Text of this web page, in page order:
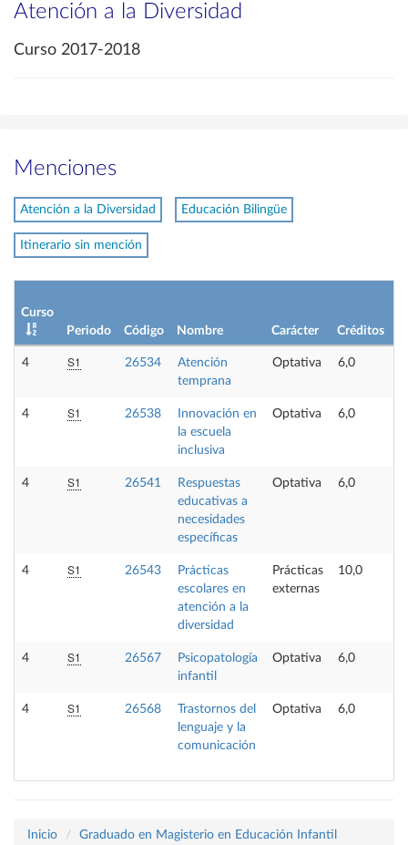
Atención a la Diversidad
Curso 2017-2018
Menciones
Atención a la Diversidad Educación Bilingüe
Itinerario sin mención
Curso
Periodo
Código Nombre Carácter Créditos
4 S1 26534
Atención
temprana
Optativa 6,0
4 S1 26538
Innovación en
la escuela
inclusiva
Optativa 6,0
4 S1 26541
Respuestas
educativas a
necesidades
específicas
Optativa 6,0
4 S1 26543
Prácticas
escolares en
atención a la
diversidad
Prácticas
externas
10,0
4 S1 26567
Psicopatología
infantil
Optativa 6,0
4 S1 26568
Trastornos del
lenguaje y la
comunicación
Optativa 6,0
Inicio
Graduado en Magisterio en Educación Infantil